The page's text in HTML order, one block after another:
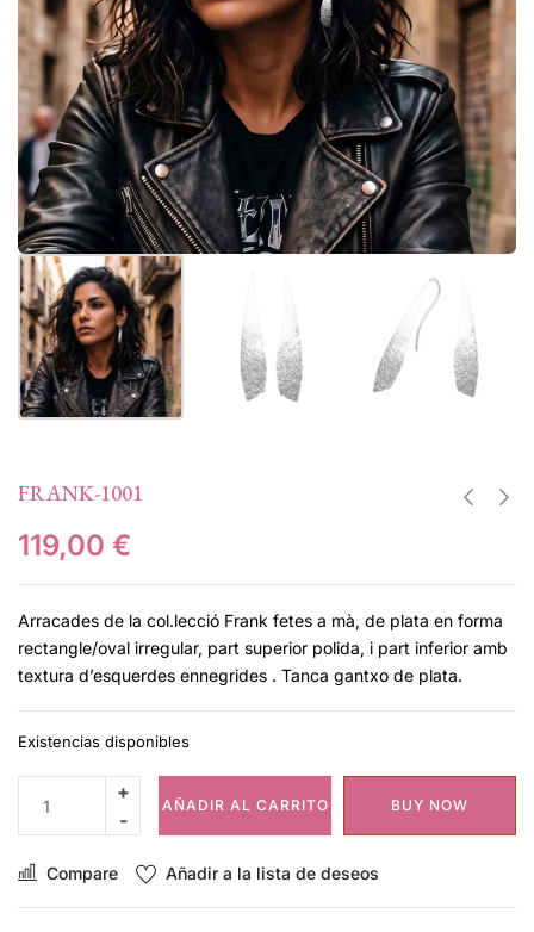
FRANK-1001
119,00 €
Arracades de la col.lecció Frank fetes a mà, de plata en forma
rectangle/oval irregular, part superior polida, i part inferior amb
textura d’esquerdes ennegrides . Tanca gantxo de plata.
Existencias disponibles
AÑADIR AL CARRITO BUY NOW
Compare Añadir a la lista de deseos